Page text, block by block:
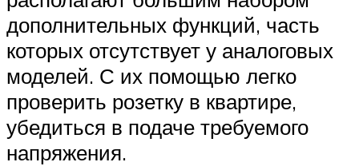
дополнительных функций, часть
которых отсутствует у аналоговых
моделей. С их помощью легко
проверить розетку в квартире,
убедиться в подаче требуемого
напряжения.